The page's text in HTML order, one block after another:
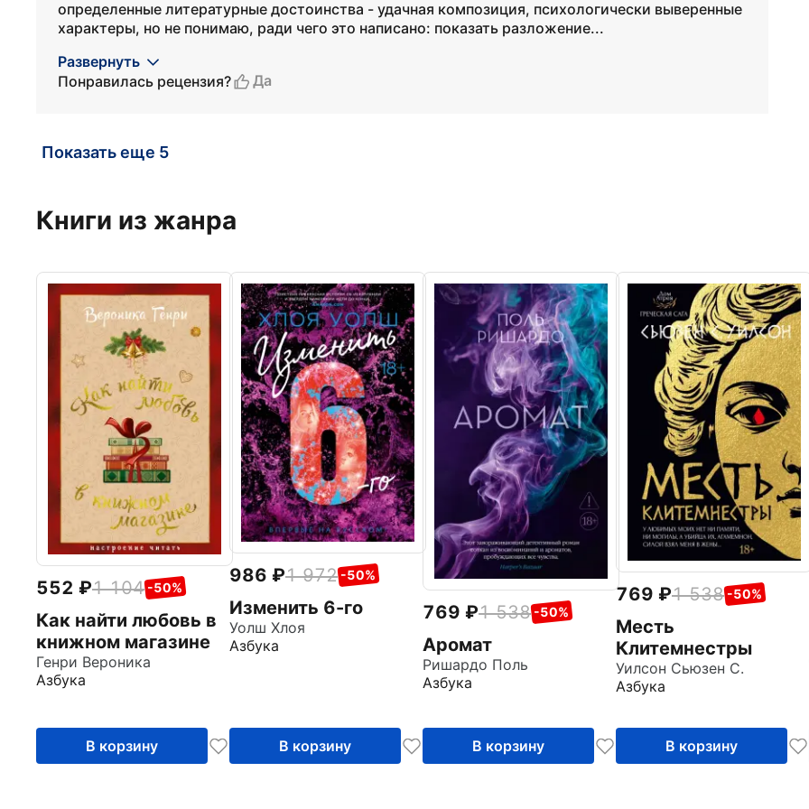
определенные литературные достоинства - удачная композиция, психологически выверенные
характеры, но не понимаю, ради чего это написано: показать разложение...
Развернуть
Понравилась рецензия?
Да
Показать еще 5
Книги из жанра
552 1 104 -50%
Как найти любовь в
книжном магазине
Генри Вероника
Азбука
В корзину
986 1 972 -50%
Изменить 6-го
Уолш Хлоя
Азбука
В корзину
769 1 538 -50%
Аромат
Ришардо Поль
Азбука
В корзину
769 1 538 -50%
Месть
Клитемнестры
Уилсон Сьюзен С.
Азбука
В корзину